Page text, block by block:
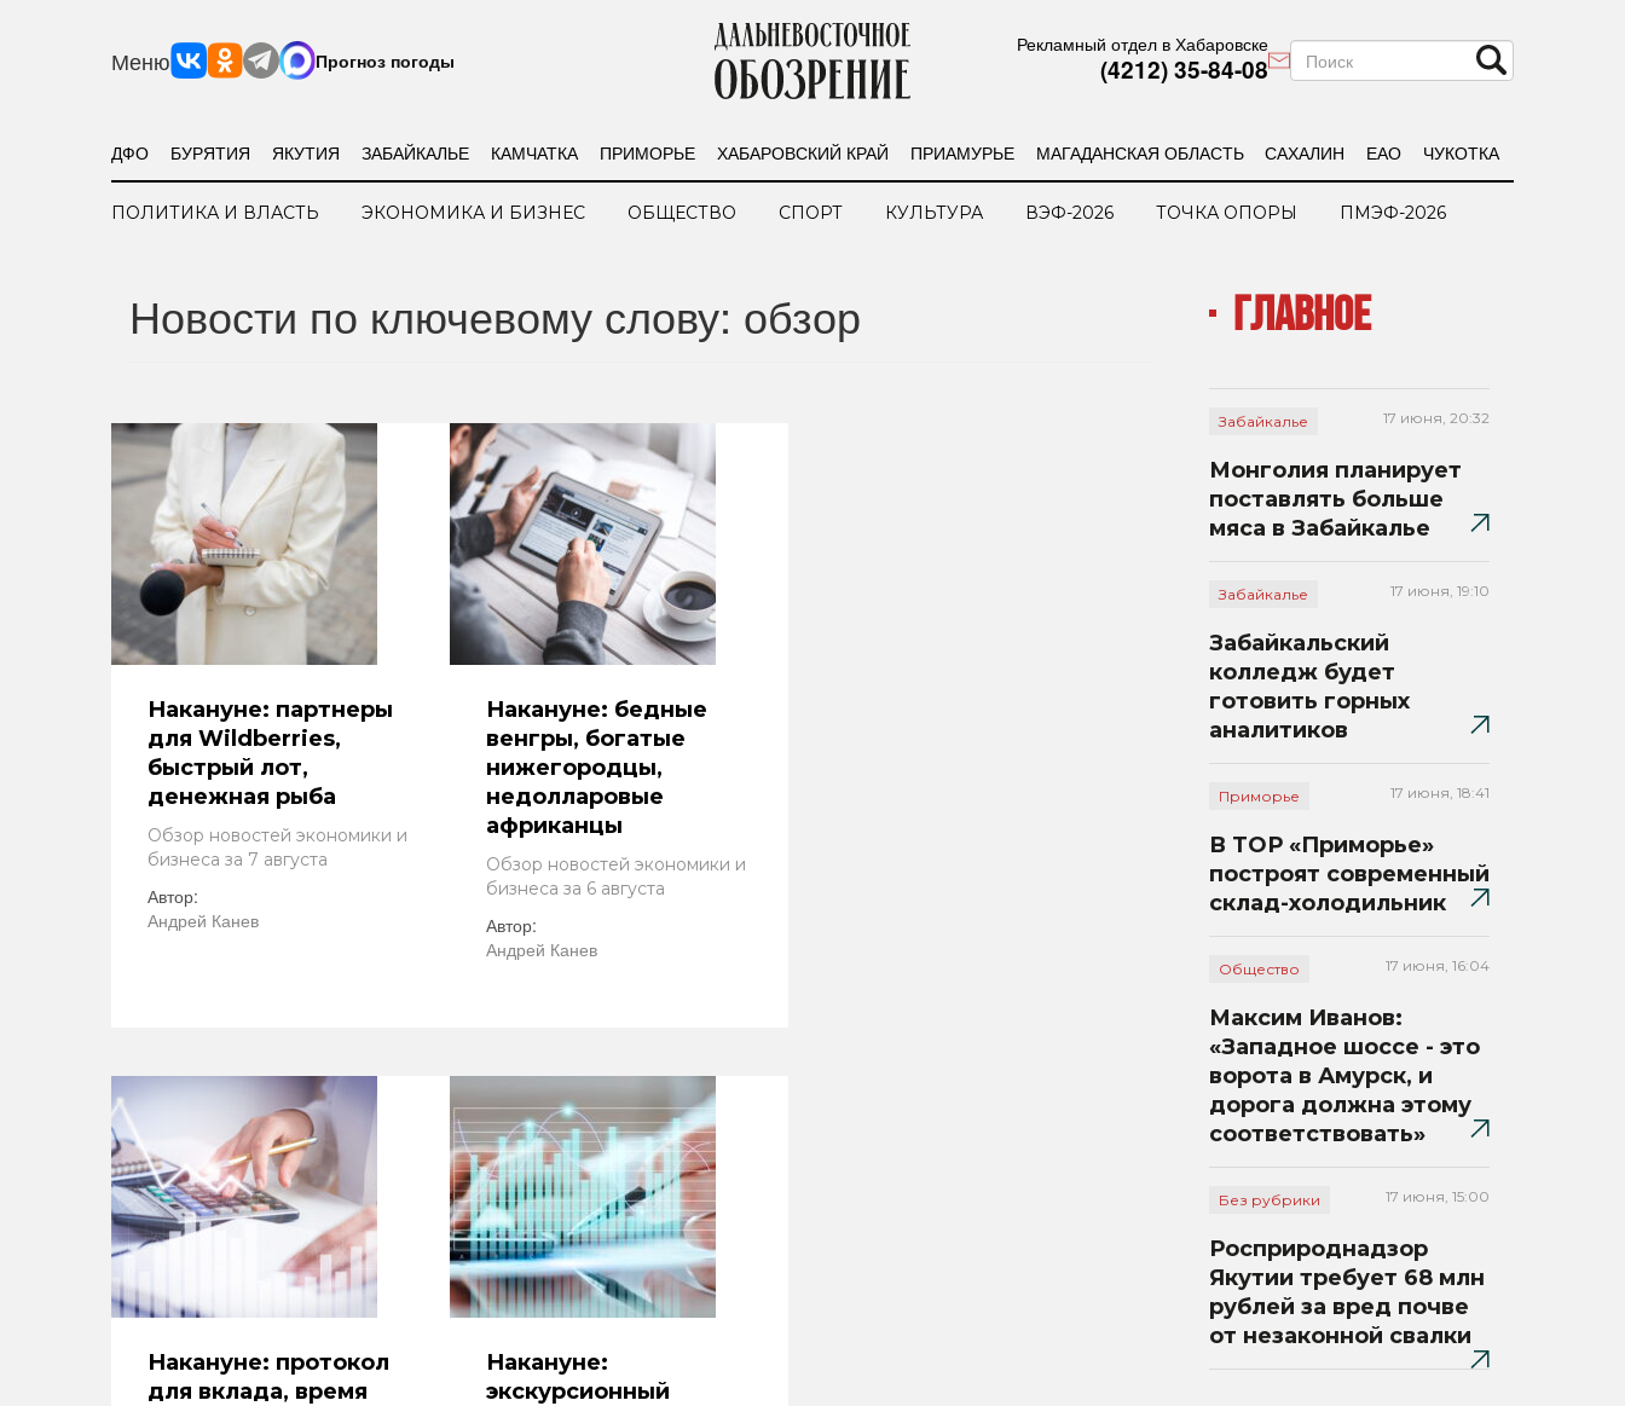
Меню Прогноз погоды
Рекламный отдел в Хабаровске
(4212) 35-84-08
ДФО БУРЯТИЯ ЯКУТИЯ ЗАБАЙКАЛЬЕ КАМЧАТКА ПРИМОРЬЕ ХАБАРОВСКИЙ КРАЙ ПРИАМУРЬЕ МАГАДАНСКАЯ ОБЛАСТЬ САХАЛИН ЕАО ЧУКОТКА
ПОЛИТИКА И ВЛАСТЬ ЭКОНОМИКА И БИЗНЕС ОБЩЕСТВО СПОРТ КУЛЬТУРА ВЭФ-2026 ТОЧКА ОПОРЫ ПМЭФ-2026
Новости по ключевому слову: обзор
Накануне: партнеры
для Wildberries,
быстрый лот,
денежная рыба
Обзор новостей экономики и
бизнеса за 7 августа
Автор:
Андрей Канев
Накануне: бедные
венгры, богатые
нижегородцы,
недолларовые
африканцы
Обзор новостей экономики и
бизнеса за 6 августа
Автор:
Андрей Канев
Накануне: протокол
для вклада, время
Накануне:
экскурсионный
ГЛАВНОЕ
Забайкалье 17 июня, 20:32
Монголия планирует
поставлять больше
мяса в Забайкалье
Забайкалье 17 июня, 19:10
Забайкальский
колледж будет
готовить горных
аналитиков
Приморье 17 июня, 18:41
В ТОР «Приморье»
построят современный
склад-холодильник
Общество 17 июня, 16:04
Максим Иванов:
«Западное шоссе - это
ворота в Амурск, и
дорога должна этому
соответствовать»
Без рубрики 17 июня, 15:00
Росприроднадзор
Якутии требует 68 млн
рублей за вред почве
от незаконной свалки